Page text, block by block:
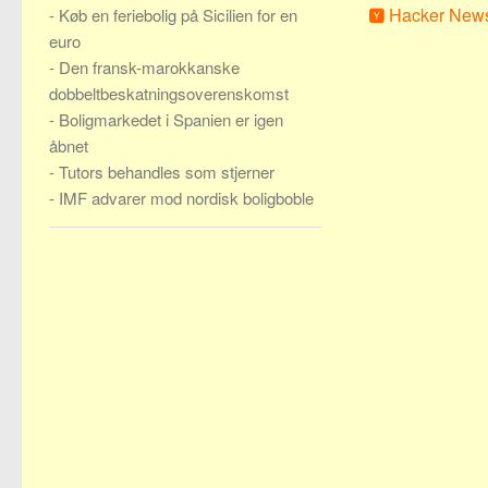
Hacker
- Køb en feriebolig på Sicilien for en
euro
- Den fransk-marokkanske
dobbeltbeskatningsoverenskomst
- Boligmarkedet i Spanien er igen
åbnet
-Tutors behandles som stjerner
- IMF advarer mod nordisk boligboble